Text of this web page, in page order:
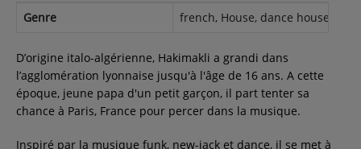
Recherche d'un titre
Genre french, House, dance house,
D’origine italo-algérienne, Hakimakli a grandi dans
l’agglomération lyonnaise jusqu'à l'âge de 16 ans. A cette
époque, jeune papa d'un petit garçon, il part tenter sa
chance à Paris, France pour percer dans la musique.
Inspiré par la musique funk, new-jack et dance, il se met à